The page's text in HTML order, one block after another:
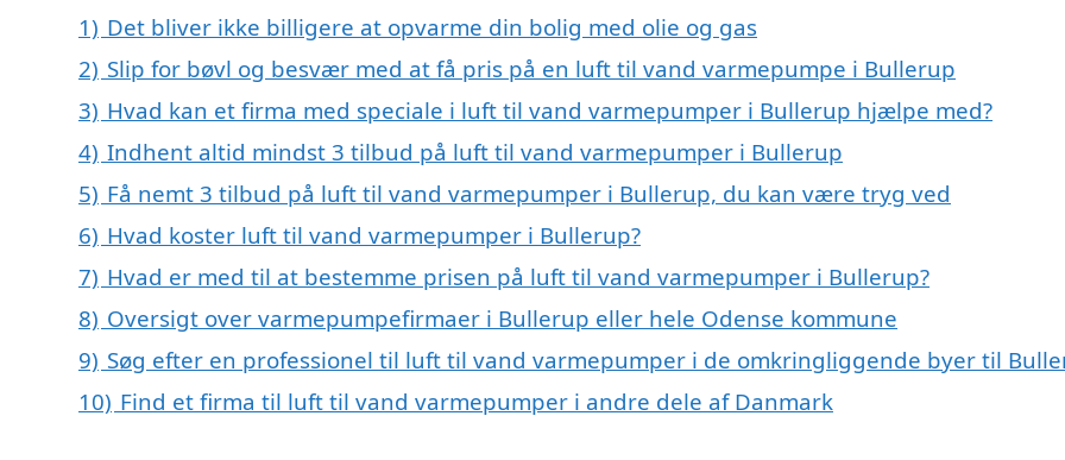
1) Det bliver ikke billigere at opvarme din bolig med olie og gas
2) Slip for bøvl og besvær med at få pris på en luft til vand varmepumpe i Bullerup
3) Hvad kan et firma med speciale i luft til vand varmepumper i Bullerup hjælpe med?
4) Indhent altid mindst 3 tilbud på luft til vand varmepumper i Bullerup
5) Få nemt 3 tilbud på luft til vand varmepumper i Bullerup, du kan være tryg ved
6) Hvad koster luft til vand varmepumper i Bullerup?
7) Hvad er med til at bestemme prisen på luft til vand varmepumper i Bullerup?
8) Oversigt over varmepumpefirmaer i Bullerup eller hele Odense kommune
9) Søg efter en professionel til luft til vand varmepumper i de omkringliggende byer til
10) Find et firma til luft til vand varmepumper i andre dele af Danmark